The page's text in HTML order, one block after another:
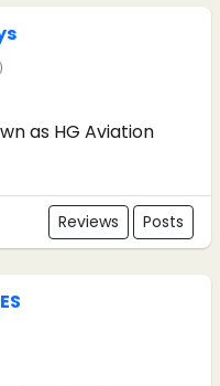
as HG Aviation
Reviews Posts